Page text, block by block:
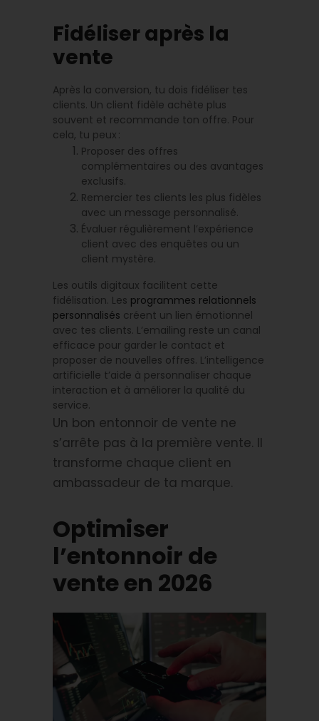
Fidéliser après la
vente
Après la conversion, tu dois fidéliser tes
clients. Un client fidèle achète plus
souvent et recommande ton offre. Pour
cela, tu peux :
Proposer des offres
complémentaires ou des avantages
exclusifs.
Remercier tes clients les plus fidèles
avec un message personnalisé.
Évaluer régulièrement l’expérience
client avec des enquêtes ou un
client mystère.
Les outils digitaux facilitent cette
fidélisation. Les programmes relationnels
personnalisés créent un lien émotionnel
avec tes clients. L’emailing reste un canal
efficace pour garder le contact et
proposer de nouvelles offres. L’intelligence
artificielle t’aide à personnaliser chaque
interaction et à améliorer la qualité du
service.
Un bon entonnoir de vente ne
s’arrête pas à la première vente. Il
transforme chaque client en
ambassadeur de ta marque.
Optimiser
l’entonnoir de
vente en 2026